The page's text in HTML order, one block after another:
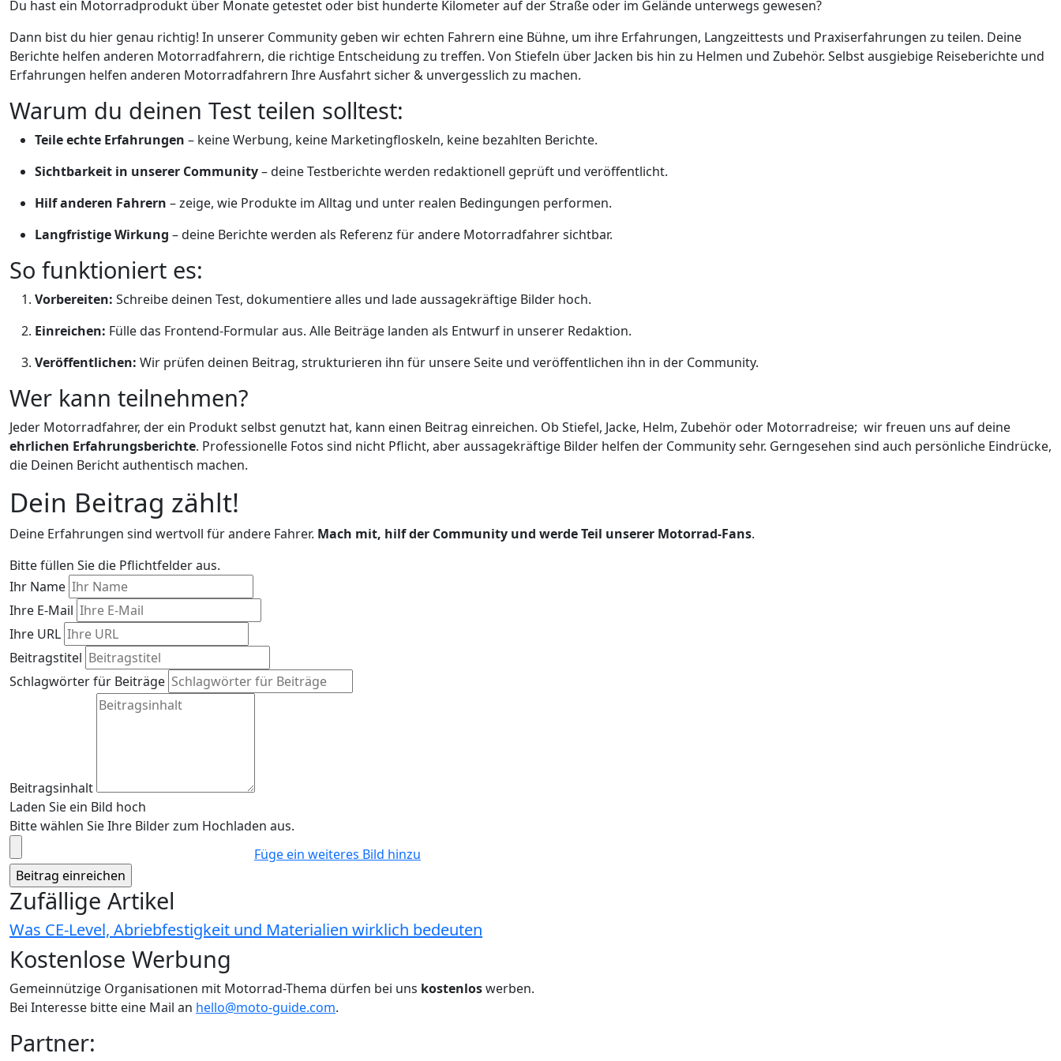
Du hast ein Motorradprodukt über Monate getestet oder bist hunderte Kilometer auf der Straße oder im Gelände unterwegs gewesen?
Dann bist du hier genau richtig! In unserer Community geben wir echten Fahrern eine Bühne, um ihre Erfahrungen, Langzeittests und Praxiserfahrungen zu teilen. Deine
Berichte helfen anderen Motorradfahrern, die richtige Entscheidung zu treffen. Von Stiefeln über Jacken bis hin zu Helmen und Zubehör. Selbst ausgiebige Reiseberichte und
Erfahrungen helfen anderen Motorradfahrern Ihre Ausfahrt sicher & unvergesslich zu machen.
Warum du deinen Test teilen solltest:
Teile echte Erfahrungen – keine Werbung, keine Marketingfloskeln, keine bezahlten Berichte.
Sichtbarkeit in unserer Community– deine Testberichte werden redaktionell geprüft und veröffentlicht.
Hilf anderen Fahrern – zeige, wie Produkte im Alltag und unter realen Bedingungen performen.
Langfristige Wirkung – deine Berichte werden als Referenz für andere Motorradfahrer sichtbar.
So funktioniert es:
Vorbereiten: Schreibe deinen Test, dokumentiere alles und lade aussagekräftige Bilder hoch.
Einreichen: Fülle das Frontend-Formular aus. Alle Beiträge landen als Entwurf in unserer Redaktion.
Veröffentlichen: Wir prüfen deinen Beitrag, strukturieren ihn für unsere Seite und veröffentlichen ihn in der Community.
Wer kann teilnehmen?
Jeder Motorradfahrer, der ein Produkt selbst genutzt hat, kann einen Beitrag einreichen. Ob Stiefel, Jacke, Helm, Zubehör oder Motorradreise; wir freuen uns auf deine
ehrlichen Erfahrungsberichte. Professionelle Fotos sind nicht Pflicht, aber aussagekräftige Bilder helfen der Community sehr. Gerngesehen sind auch persönliche Eindrücke,
die Deinen Bericht authentisch machen.
Dein Beitrag zählt!
Deine Erfahrungen sind wertvoll für andere Fahrer. Mach mit, hilf der Community und werde Teil unserer Motorrad-Fans.
Bitte füllen Sie die Pflichtfelder aus.
Ihr Name
Ihre E-Mail
Ihre URL
Beitragstitel
Schlagwörter für Beiträge
Beitragsinhalt
Laden Sie ein Bild hoch
Bitte wählen Sie Ihre Bilder zum Hochladen aus.
Füge ein weiteres Bild hinzu
Zufällige Artikel
Was CE-Level, Abriebfestigkeit und Materialien wirklich bedeuten
Kostenlose Werbung
Gemeinnützige Organisationen mit Motorrad-Thema dürfen bei uns kostenloswerben.
Bei Interesse bitte eine Mail an hello@moto-guide.com.
Partner: